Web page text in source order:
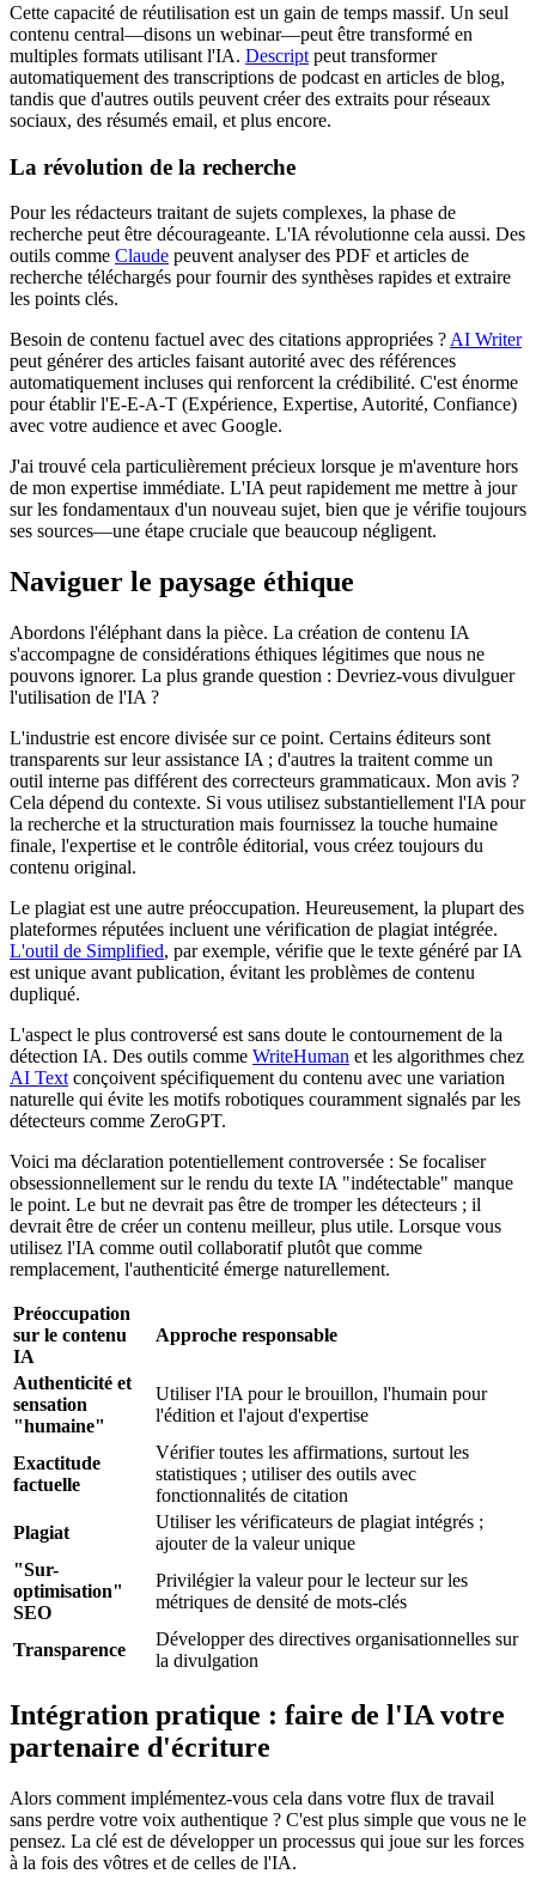
Cette capacité de réutilisation est un gain de temps massif. Un seul
contenu central—disons un webinar—peut être transformé en
multiples formats utilisant l'IA. Descript peut transformer
automatiquement des transcriptions de podcast en articles de blog,
tandis que d'autres outils peuvent créer des extraits pour réseaux
sociaux, des résumés email, et plus encore.
La révolution de la recherche
Pour les rédacteurs traitant de sujets complexes, la phase de
recherche peut être décourageante. L'IA révolutionne cela aussi. Des
outils comme Claude peuvent analyser des PDF et articles de
recherche téléchargés pour fournir des synthèses rapides et extraire
les points clés.
Besoin de contenu factuel avec des citations appropriées ? AI Writer
peut générer des articles faisant autorité avec des références
automatiquement incluses qui renforcent la crédibilité. C'est énorme
pour établir l'E-E-A-T (Expérience, Expertise, Autorité, Confiance)
avec votre audience et avec Google.
J'ai trouvé cela particulièrement précieux lorsque je m'aventure hors
de mon expertise immédiate. L'IA peut rapidement me mettre à jour
sur les fondamentaux d'un nouveau sujet, bien que je vérifie toujours
ses sources—une étape cruciale que beaucoup négligent.
Naviguer le paysage éthique
Abordons l'éléphant dans la pièce. La création de contenu IA
s'accompagne de considérations éthiques légitimes que nous ne
pouvons ignorer. La plus grande question : Devriez-vous divulguer
l'utilisation de l'IA ?
L'industrie est encore divisée sur ce point. Certains éditeurs sont
transparents sur leur assistance IA ; d'autres la traitent comme un
outil interne pas différent des correcteurs grammaticaux. Mon avis ?
Cela dépend du contexte. Si vous utilisez substantiellement l'IA pour
la recherche et la structuration mais fournissez la touche humaine
finale, l'expertise et le contrôle éditorial, vous créez toujours du
contenu original.
Le plagiat est une autre préoccupation. Heureusement, la plupart des
plateformes réputées incluent une vérification de plagiat intégrée.
L'outil de Simplified, par exemple, vérifie que le texte généré par IA
est unique avant publication, évitant les problèmes de contenu
dupliqué.
L'aspect le plus controversé est sans doute le contournement de la
détection IA. Des outils comme WriteHuman et les algorithmes chez
AI Text conçoivent spécifiquement du contenu avec une variation
naturelle qui évite les motifs robotiques couramment signalés par les
détecteurs comme ZeroGPT.
Voici ma déclaration potentiellement controversée : Se focaliser
obsessionnellement sur le rendu du texte IA "indétectable" manque
le point. Le but ne devrait pas être de tromper les détecteurs ; il
devrait être de créer un contenu meilleur, plus utile. Lorsque vous
utilisez l'IA comme outil collaboratif plutôt que comme
remplacement, l'authenticité émerge naturellement.
Préoccupation
sur le contenu
IA
Approche responsable
Authenticité et
sensation
"humaine"
Utiliser l'IA pour le brouillon, l'humain pour
l'édition et l'ajout d'expertise
Exactitude
factuelle
Vérifier toutes les affirmations, surtout les
statistiques ; utiliser des outils avec
fonctionnalités de citation
Plagiat
Utiliser les vérificateurs de plagiat intégrés ;
ajouter de la valeur unique
"Sur-
optimisation"
SEO
Privilégier la valeur pour le lecteur sur les
métriques de densité de mots-clés
Transparence
Développer des directives organisationnelles sur
la divulgation
Intégration pratique : faire de l'IA votre
partenaire d'écriture
Alors comment implémentez-vous cela dans votre flux de travail
sans perdre votre voix authentique ? C'est plus simple que vous ne le
pensez. La clé est de développer un processus qui joue sur les forces
à la fois des vôtres et de celles de l'IA.